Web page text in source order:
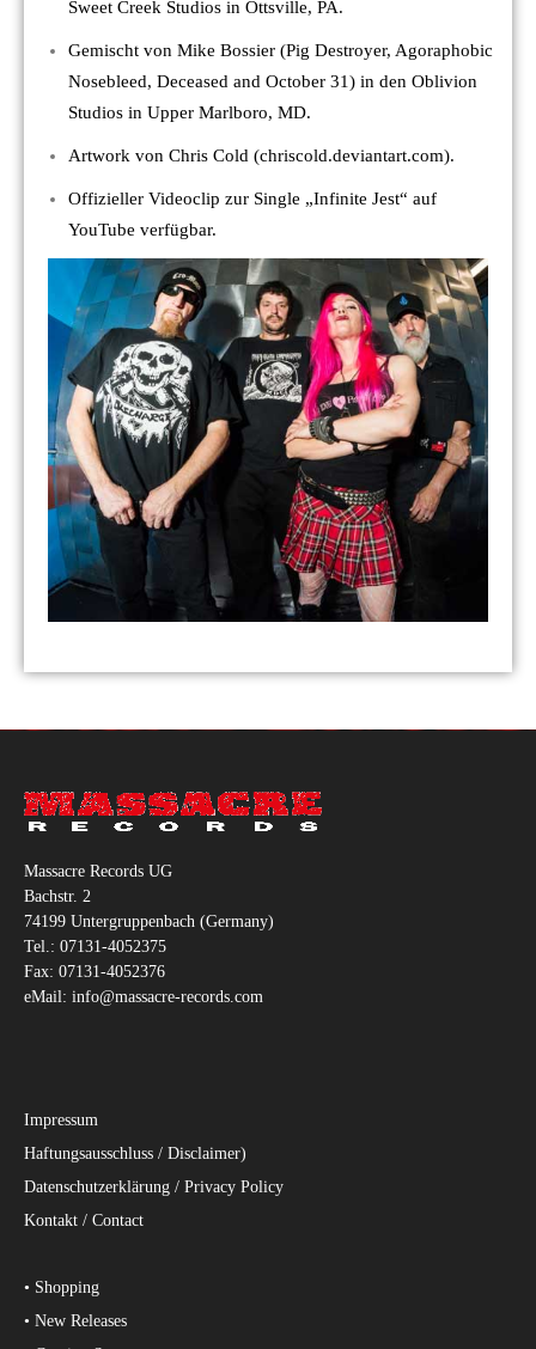
Sweet Creek Studios in Ottsville, PA.
Gemischt von Mike Bossier (Pig Destroyer, Agoraphobic
Nosebleed, Deceased and October 31) in den Oblivion
Studios in Upper Marlboro, MD.
Artwork von Chris Cold (chriscold.deviantart.com).
Offizieller Videoclip zur Single „Infinite Jest“ auf
YouTube verfügbar.
Massacre Records UG
Bachstr. 2
74199 Untergruppenbach (Germany)
Tel.: 07131-4052375
Fax: 07131-4052376
eMail: info@massacre-records.com
Impressum
Haftungsausschluss / Disclaimer)
Datenschutzerklärung / Privacy Policy
Kontakt / Contact
• Shopping
• New Releases